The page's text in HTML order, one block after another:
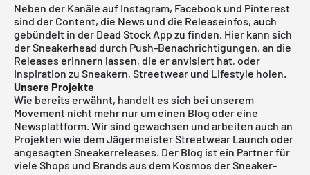
Neben der Kanäle auf Instagram, Facebook und Pinterest
sind der Content, die News und die Releaseinfos, auch
gebündelt in der Dead Stock App zu finden. Hier kann sich
der Sneakerhead durch Push-Benachrichtigungen, an die
Releases erinnern lassen, die er anvisiert hat, oder
Inspiration zu Sneakern, Streetwear und Lifestyle holen.
Unsere Projekte
Wie bereits erwähnt, handelt es sich bei unserem
Movement nicht mehr nur um einen Blog oder eine
Newsplattform. Wir sind gewachsen und arbeiten auch an
Projekten wie dem Jägermeister Streetwear Launch oder
angesagten Sneakerreleases. Der Blog ist ein Partner für
viele Shops und Brands aus dem Kosmos der Sneaker-